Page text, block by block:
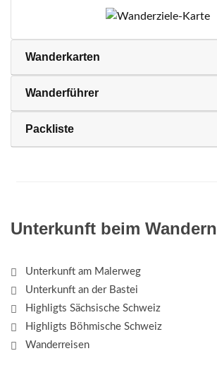
Wanderkarten
Wanderführer
Packliste
Unterkunft beim Wandern
Unterkunft am Malerweg
Unterkunft an der Bastei
Highligts Sächsische Schweiz
Highligts Böhmische Schweiz
Wanderreisen